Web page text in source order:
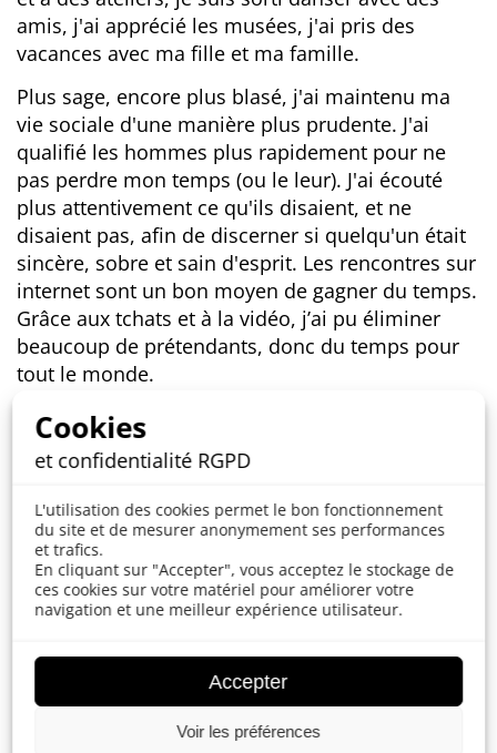
Cookies
et confidentialité RGPD
L'utilisation des cookies permet le bon fonctionnement
du site et de mesurer anonymement ses performances
et trafics.
En cliquant sur "Accepter", vous acceptez le stockage de
ces cookies sur votre matériel pour améliorer votre
navigation et une meilleur expérience utilisateur.
Accepter
Voir les préférences
amis, j'ai apprécié les musées, j'ai pris des
vacances avec ma fille et ma famille.
Plus sage, encore plus blasé, j'ai maintenu ma
vie sociale d'une manière plus prudente. J'ai
qualifié les hommes plus rapidement pour ne
pas perdre mon temps (ou le leur). J'ai écouté
plus attentivement ce qu'ils disaient, et ne
disaient pas, afin de discerner si quelqu'un était
sincère, sobre et sain d'esprit. Les rencontres sur
internet sont un bon moyen de gagner du temps.
Grâce aux tchats et à la vidéo, j’ai pu éliminer
beaucoup de prétendants, donc du temps pour
tout le monde.
Conseils rencontre pour trouver la bonne
personne
amies pour un événement entre célibataires
organisé par un site de rencontre. J'étais la
première arrivée. Un homme tenant son assiette
de buffet m’a demandé s'il pouvait s'asseoir à
côté de moi à une table pour six. J'ai dit bien sûr,
et nous avons commencé à discuter. Au moment
où mes amies sont arrivées, je savais déjà qu'il
avait une formation dans la programmation,
avait divorcé cinq ans auparavant, avait deux